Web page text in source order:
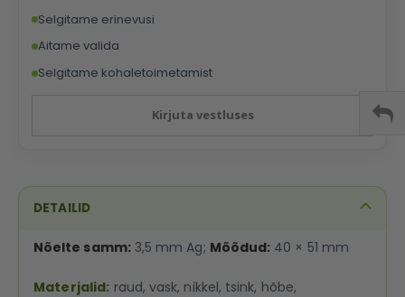
Selgitame erinevusi
Aitame valida
Selgitame kohaletoimetamist
Kirjuta vestluses
DETAILID
Nõelte samm:3,5 mm Ag; Mõõdud: 40 × 51 mm
Materjalid: raud, vask, nikkel, tsink, hõbe,